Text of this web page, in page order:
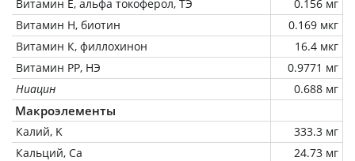
Витамин Е, альфа токоферол, ТЭ
0.156 мг
Витамин Н, биотин
0.169 мкг
Витамин К, филлохинон
16.4 мкг
Витамин РР, НЭ
0.9771 мг
Ниацин
0.688 мг
Макроэлементы
Калий, K
333.3 мг
Кальций, Ca
24.73 мг